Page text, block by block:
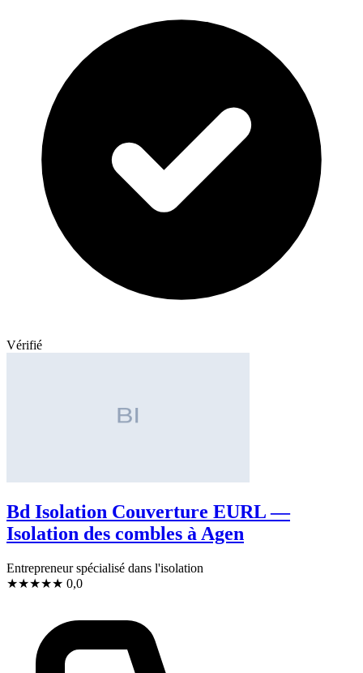
Vérifié
Bd Isolation Couverture EURL —
Isolation des combles à Agen
Entrepreneur spécialisé dans l'isolation
★★★★★ 0,0